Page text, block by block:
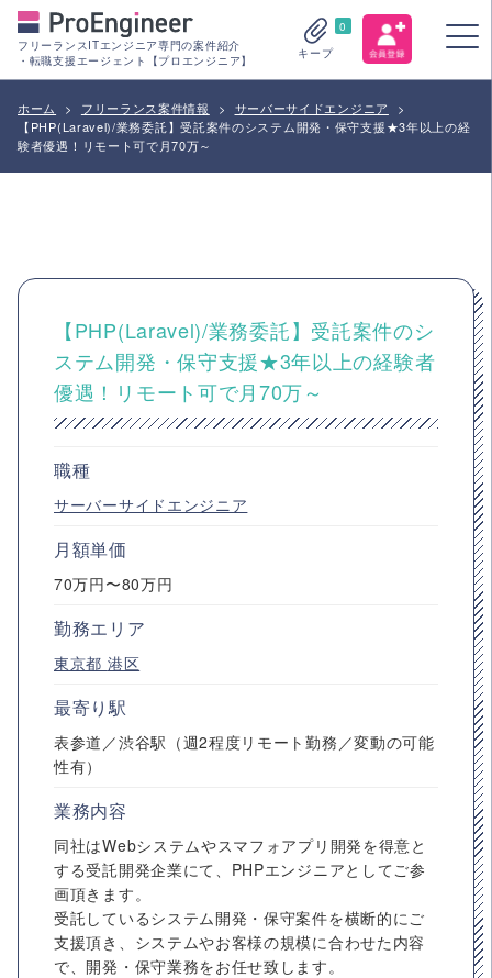
フリーランスITエンジニア専門の案件紹介
・転職支援エージェント【プロエンジニア】
0
キープ
ホーム > フリーランス案件情報 > サーバーサイドエンジニア
>
【PHP(Laravel)/業務委託】受託案件のシステム開発・保守支援★3年以上の経
験者優遇！リモート可で月70万～
【PHP(Laravel)/業務委託】受託案件のシ
ステム開発・保守支援★3年以上の経験者
優遇！リモート可で月70万～
職種
サーバーサイドエンジニア
月額単価
70万円〜80万円
勤務エリア
東京都 港区
最寄り駅
表参道／渋谷駅（週2程度リモート勤務／変動の可能
性有）
業務内容
同社はWebシステムやスマフォアプリ開発を得意と
する受託開発企業にて、PHPエンジニアとしてご参
画頂きます。
受託しているシステム開発・保守案件を横断的にご
支援頂き、システムやお客様の規模に合わせた内容
で、開発・保守業務をお任せ致します。